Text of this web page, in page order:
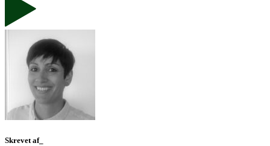
Skrevet af_